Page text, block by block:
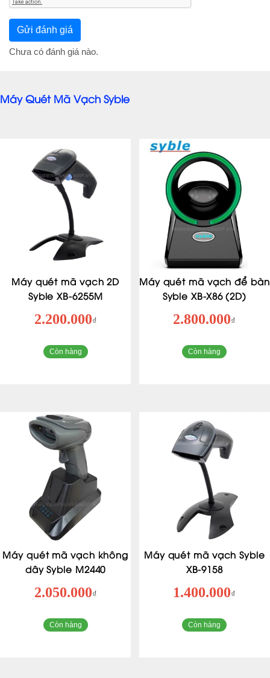
Chưa có đánh giá nào.
Máy Quét Mã Vạch Syble
Máy quét mã vạch 2D
Syble XB-6255M
2.200.000₫
Còn hàng
Máy quét mã vạch để bàn
Syble XB-X86 (2D)
2.800.000₫
Còn hàng
Máy quét mã vạch không
dây Syble M2440
2.050.000₫
Còn hàng
Máy quét mã vạch Syble
XB-9158
1.400.000₫
Còn hàng